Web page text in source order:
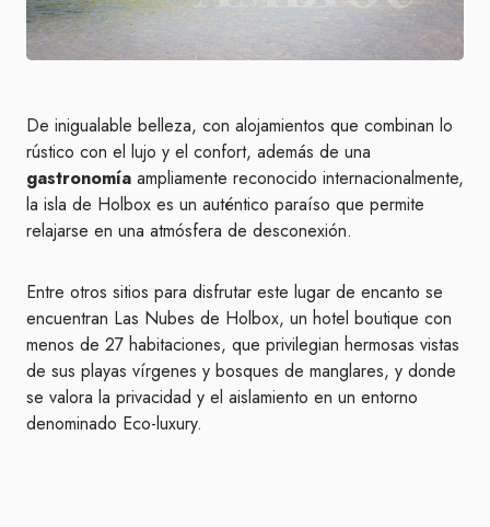
De inigualable belleza, con alojamientos que combinan lo
rústico con el lujo y el confort, además de una
gastronomía ampliamente reconocido internacionalmente,
la isla de Holbox es un auténtico paraíso que permite
relajarse en una atmósfera de desconexión.
Entre otros sitios para disfrutar este lugar de encanto se
encuentran Las Nubes de Holbox, un hotel boutique con
menos de 27 habitaciones, que privilegian hermosas vistas
de sus playas vírgenes y bosques de manglares, y donde
se valora la privacidad y el aislamiento en un entorno
denominado Eco-luxury.